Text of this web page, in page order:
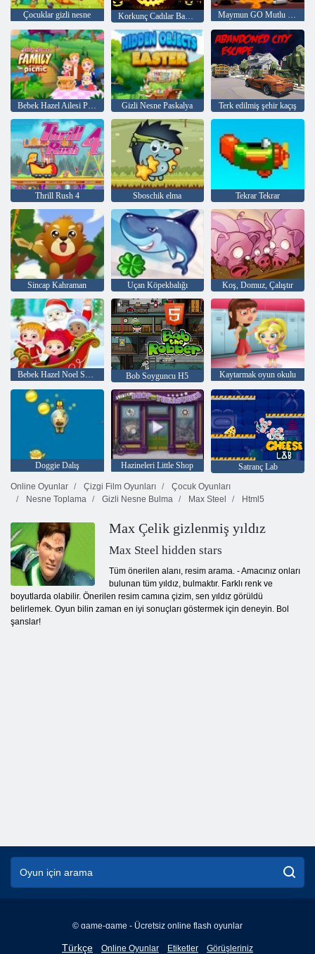
Çocuklar gizli nesne Korkunç Cadılar Bayramı Partisi Maymun GO Mutlu Sahne 407
Bebek Hazel Ailesi Pikniği Gizli Nesne Paskalya Terk edilmiş şehir kaçış
Thrill Rush 4 Sboschik elma Tekrar Tekrar
Sincap Kahraman Uçan Köpekbalığı Koş, Domuz, Çalıştır
Bebek Hazel Noel Sürpriz Bob Soyguncu H5 Kaytarmak oyun okulu
Doggie Dalış Hazineleri Little Shop
Satranç Lab
Online Oyunlar
Çizgi Film Oyunları
Çocuk Oyunları
Nesne Toplama
Gizli Nesne Bulma Max Steel Html5
Max Çelik gizlenmiş yıldız
Max Steel hidden stars
Tüm önerilen alanı, resim arama. - Amacınız onları
bulunan tüm yıldız, bulmaktır. Farklı renk ve
boyutlarda olabilir. Önerilen resim camına çizim, sen yıldız görüldü
belirlemek. Oyun bilin zaman en iyi sonuçları göstermek için deneyin. Bol
şanslar!
© game-game - Ücretsiz online flash oyunlar
Türkçe
English
Online Oyunlar Etiketler Görüşleriniz